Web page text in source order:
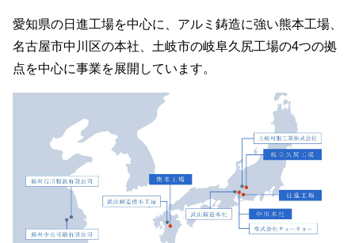
愛知県の日進工場を中心に、アルミ鋳造に強い熊本工場、
名古屋市中川区の本社、土岐市の岐阜久尻工場の4つの拠
点を中心に事業を展開しています。